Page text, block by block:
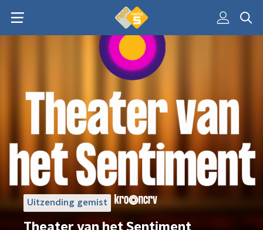
Uitzending gemist
Theater van het Sentiment